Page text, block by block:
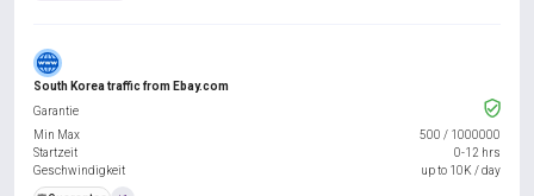
South Korea traffic from Ebay.com
Garantie
Min Max
500 / 1000000
Startzeit
0-12 hrs
Geschwindigkeit
up to 10K / day